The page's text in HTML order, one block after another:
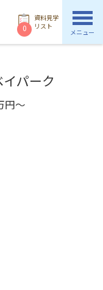
資料見学
リスト
0 メニュー
パーク
円～